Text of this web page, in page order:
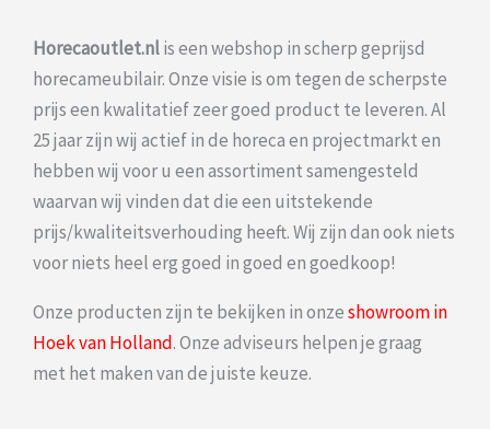
Horecaoutlet.nlis een webshop in scherp geprijsd
horecameubilair. Onze visie is om tegen de scherpste
prijs een kwalitatief zeer goed product te leveren. Al
25 jaar zijn wij actief in de horeca en projectmarkt en
hebben wij voor u een assortiment samengesteld
waarvan wij vinden dat die een uitstekende
prijs/kwaliteitsverhouding heeft. Wij zijn dan ook niets
voor niets heel erg goed in goed en goedkoop!
Onze producten zijn te bekijken in onzeshowroom in
Hoek van Holland. Onze adviseurs helpen je graag
met het maken van de juiste keuze.